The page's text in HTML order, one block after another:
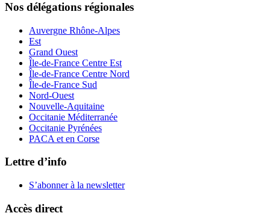
Nos délégations régionales
Auvergne Rhône-Alpes
Est
Grand Ouest
Île-de-France Centre Est
Île-de-France Centre Nord
Île-de-France Sud
Nord-Ouest
Nouvelle-Aquitaine
Occitanie Méditerranée
Occitanie Pyrénées
PACA et en Corse
Lettre d’info
S’abonner à la newsletter
Accès direct